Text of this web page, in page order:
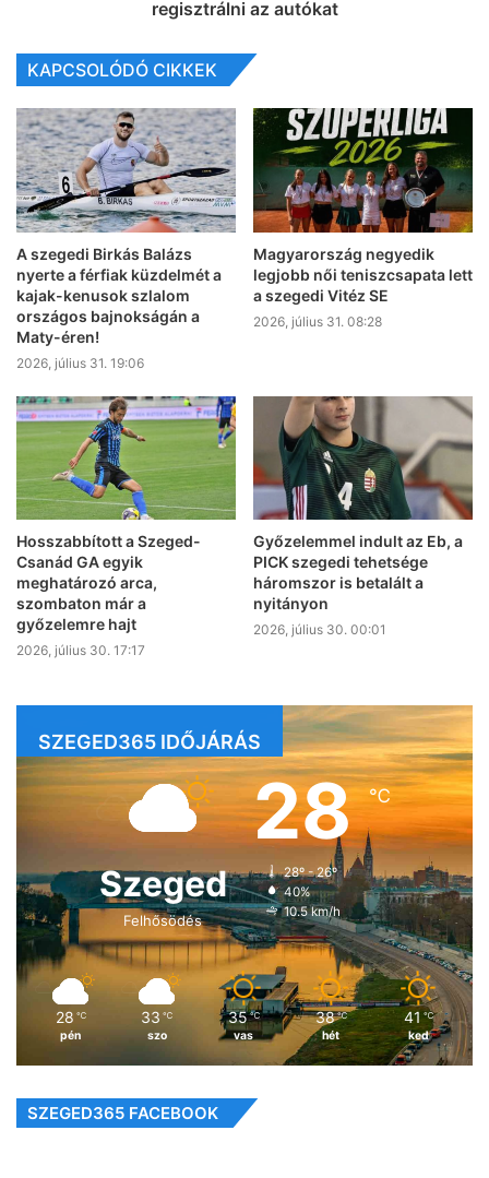
regisztrálni az autókat
KAPCSOLÓDÓ CIKKEK
A szegedi Birkás Balázs
nyerte a férfiak küzdelmét a
kajak-kenusok szlalom
országos bajnokságán a
Maty-éren!
2026, július 31. 19:06
Magyarország negyedik
legjobb női teniszcsapata lett
a szegedi Vitéz SE
2026, július 31. 08:28
Hosszabbított a Szeged-
Csanád GA egyik
meghatározó arca,
szombaton már a
győzelemre hajt
2026, július 30. 17:17
Győzelemmel indult az Eb, a
PICK szegedi tehetsége
háromszor is betalált a
nyitányon
2026, július 30. 00:01
SZEGED365 IDŐJÁRÁS
Szeged
Felhősödés
28℃
28º - 26º
40%
10.5 km/h
28 ℃
pén
33 ℃
szo
35 ℃
vas
38 ℃
hét
41 ℃
ked
SZEGED365 FACEBOOK